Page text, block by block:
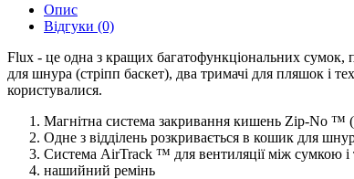
Опис
Відгуки (0)
Flux - це одна з кращих багатофункціональних сумок,
для шнура (стріпп баскет), два тримачі для пляшок і
користувалися.
Магнітна система закривання кишень Zip-No ™
Одне з відділень розкривається в кошик для
Система AirTrack ™ для вентиляції між сумкою і
нашийний ремінь